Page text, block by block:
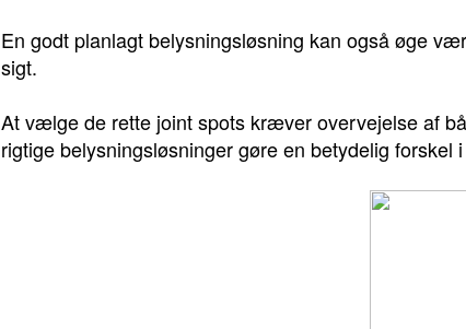
En godt planlagt belysningsløsning kan også øge
sigt.
At vælge de rette joint spots kræver overvejelse af
rigtige belysningsløsninger gøre en betydelig forskel